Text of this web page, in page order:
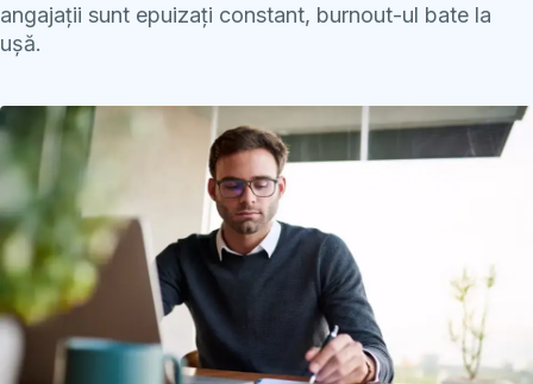
angajații sunt epuizați constant, burnout-ul bate la
ușă.